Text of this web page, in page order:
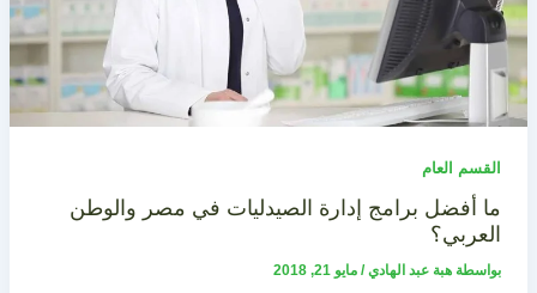
القسم العام
ما أفضل برامج إدارة الصيدليات في مصر والوطن
العربي؟
بواسطة هبة عبد الهادي/ مايو 21, 2018